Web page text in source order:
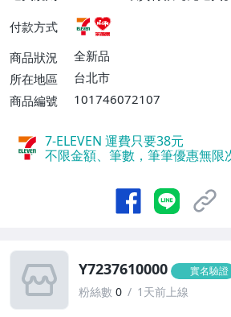
貨付款【免運費】
付款方式
商品狀況
全新品
所在地區
台北市
商品編號
101746072107
7-ELEVEN 運費只要38元
不限金額、筆數，筆筆優惠無限
Y7237610000 實名驗證
粉絲數 0 1天前上線